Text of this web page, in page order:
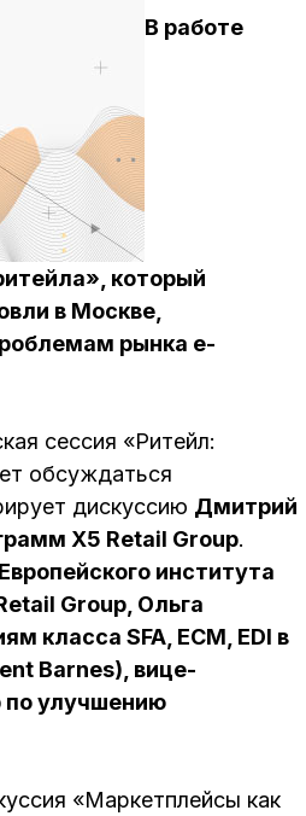
В работе
который
в Москве,
рынка e-
сессия «Ритейл:
обсуждаться
дискуссию Дмитрий
X5 Retail Group.
института
Group, Ольга
класса SFA, ECM, EDI в
Barnes), вице-
по улучшению
«Маркетплейсы как